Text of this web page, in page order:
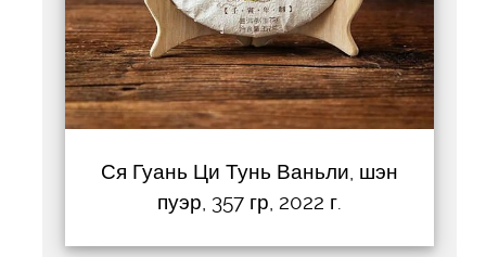
Ся Гуань Ци Тунь Ваньли, шэн
пуэр, 357 гр, 2022 г.